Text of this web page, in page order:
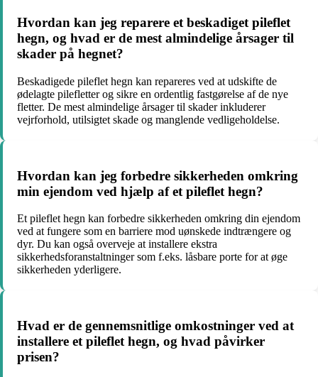
Hvordan kan jeg reparere et beskadiget pileflet
hegn, og hvad er de mest almindelige årsager til
skader på hegnet?
Beskadigede pileflet hegn kan repareres ved at udskifte de
ødelagte pilefletter og sikre en ordentlig fastgørelse af de nye
fletter. De mest almindelige årsager til skader inkluderer
vejrforhold, utilsigtet skade og manglende vedligeholdelse.
Hvordan kan jeg forbedre sikkerheden omkring
min ejendom ved hjælp af et pileflet hegn?
Et pileflet hegn kan forbedre sikkerheden omkring din ejendom
ved at fungere som en barriere mod uønskede indtrængere og
dyr. Du kan også overveje at installere ekstra
sikkerhedsforanstaltninger som f.eks. låsbare porte for at øge
sikkerheden yderligere.
Hvad er de gennemsnitlige omkostninger ved at
installere et pileflet hegn, og hvad påvirker
prisen?